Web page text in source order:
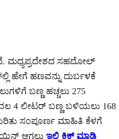
ಮಧ್ಯಪ್ರದೇಶದ ಸಹದೋಲ್
ಹೇಗೆ ಹಣವನ್ನು ದುರ್ಬಳಕೆ
ಬಣ್ಣ ಹಚ್ಚಲು 275
4 ಲೀಟರ್ ಬಣ್ಣ ಬಳಿಯಲು 168
ಸಂಪೂರ್ಣ ಮಾಹಿತಿ ಕೆಳಗೆ
ಆಗಲು ಇಲ್ಲಿ ಕ್ಲಿಕ್ ಮಾಡಿ